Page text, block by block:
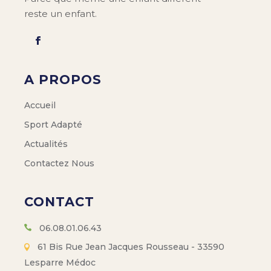
reste un enfant.
A PROPOS
Accueil
Sport Adapté
Actualités
Contactez Nous
CONTACT
06.08.01.06.43
61 Bis Rue Jean Jacques Rousseau - 33590
Lesparre Médoc